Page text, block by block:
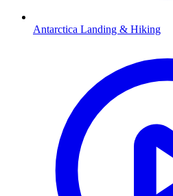
Antarctica Landing & Hiking